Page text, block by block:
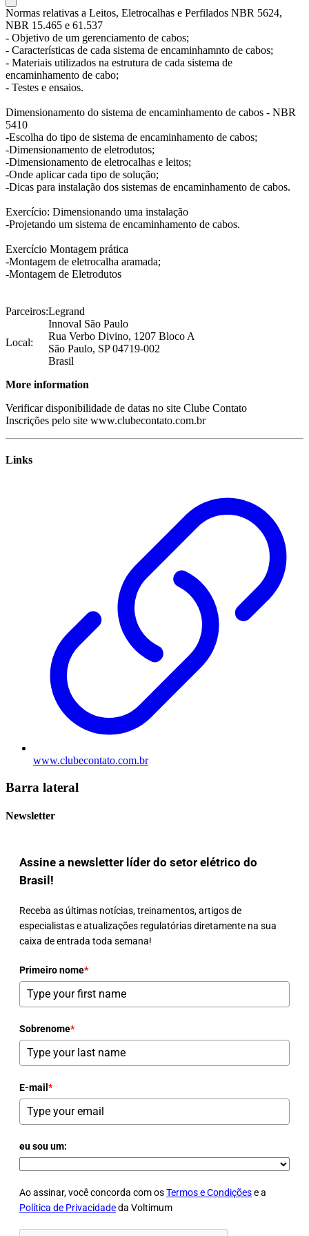
Normas relativas a Leitos, Eletrocalhas e Perfilados NBR 5624,
NBR 15.465 e 61.537
- Objetivo de um gerenciamento de cabos;
- Características de cada sistema de encaminhamnto de cabos;
- Materiais utilizados na estrutura de cada sistema de
encaminhamento de cabo;
- Testes e ensaios.
Dimensionamento do sistema de encaminhamento de cabos - NBR
5410
-Escolha do tipo de sistema de encaminhamento de cabos;
-Dimensionamento de eletrodutos;
-Dimensionamento de eletrocalhas e leitos;
-Onde aplicar cada tipo de solução;
-Dicas para instalação dos sistemas de encaminhamento de cabos.
Exercício: Dimensionando uma instalação
-Projetando um sistema de encaminhamento de cabos.
Exercício Montagem prática
-Montagem de eletrocalha aramada;
-Montagem de Eletrodutos
Parceiros:Legrand
Local:
Innoval São Paulo
Rua Verbo Divino, 1207 Bloco A
São Paulo, SP 04719-002
Brasil
More information
Verificar disponibilidade de datas no site Clube Contato
Inscrições pelo site www.clubecontato.com.br
Links
www.clubecontato.com.br
Barra lateral
Newsletter
Assine a newsletter líder do setor elétrico do
Brasil!
Receba as últimas notícias, treinamentos, artigos de
especialistas e atualizações regulatórias diretamente na sua
caixa de entrada toda semana!
Primeiro nome*
Sobrenome*
E-mail *
eu sou um:
Ao assinar, você concorda com osTermos e Condiçõese a
Política de Privacidadeda Voltimum